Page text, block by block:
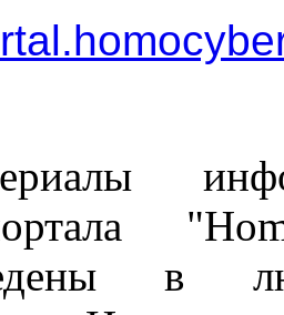
портала
в